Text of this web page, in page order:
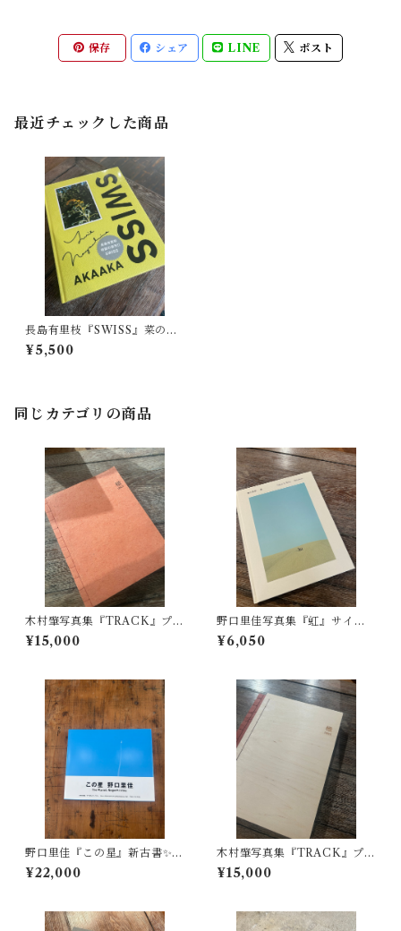
保存 シェア LINE ポスト
最近チェックした商品
長島有里枝『SWISS』菜の花
色
¥5,500
同じカテゴリの商品
木村肇写真集『TRACK』プリ
ント付き（インクジェット）
¥15,000
野口里佳写真集『虹』サイン
入り
¥6,050
野口里佳『この星』新古書✨帯
付き
¥22,000
木村肇写真集『TRACK』プリ
ント付き（インクジェット）
¥15,000